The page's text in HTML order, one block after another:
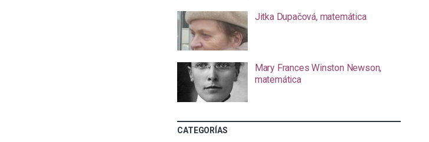
Jitka Dupačová, matemática
Mary Frances Winston Newson,
matemática
CATEGORÍAS